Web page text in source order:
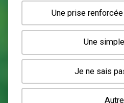
Une
Une wallbox
Une prise